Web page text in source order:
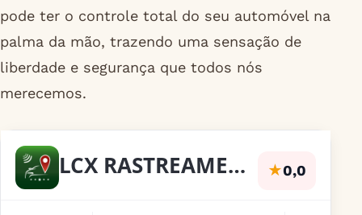
pode ter o controle total do seu automóvel na
palma da mão, trazendo uma sensação de
liberdade e segurança que todos nós
merecemos.
LCX RASTREAMENTO GE ★0,0